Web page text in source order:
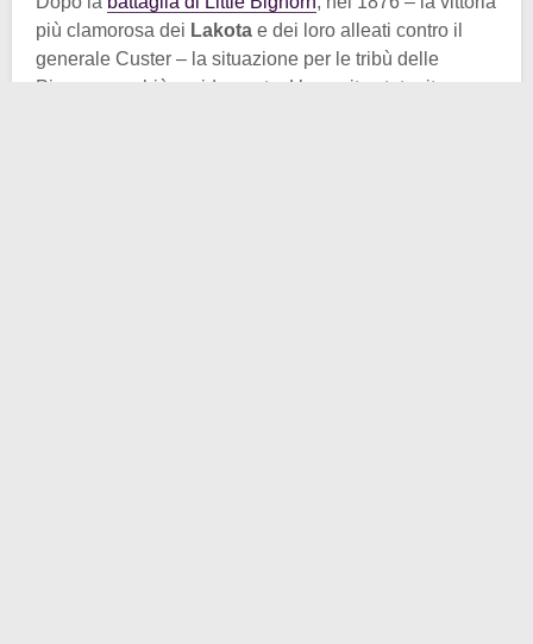
più clamorosa dei Lakota e dei loro alleati contro il
generale Custer – la situazione per le tribù delle
Pianure cambiò rapidamente. L’esercito statunitense